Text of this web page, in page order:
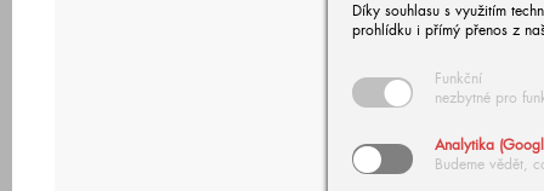
Díky souhlasu s využitím
prohlídku i přímý přenos z
Funkční
nezbytné pro
Analytika
Budeme vědět,